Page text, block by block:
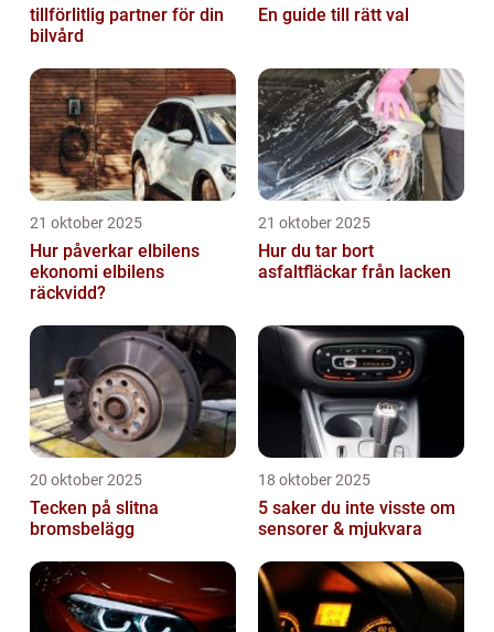
tillförlitlig partner för din
bilvård
En guide till rätt val
21 oktober 2025
Hur påverkar elbilens
ekonomi elbilens
räckvidd?
21 oktober 2025
Hur du tar bort
asfaltfläckar från lacken
20 oktober 2025
Tecken på slitna
bromsbelägg
18 oktober 2025
5 saker du inte visste om
sensorer & mjukvara